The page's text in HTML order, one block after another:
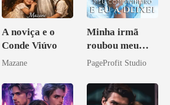
A noviça e o
Conde Viúvo
Mazane
Minha irmã
roubou meu
companheiro e
PageProfit Studio